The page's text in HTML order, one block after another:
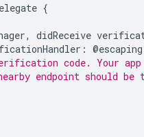
{
, didReceive
: @escaping
code. Your
endpoint should be